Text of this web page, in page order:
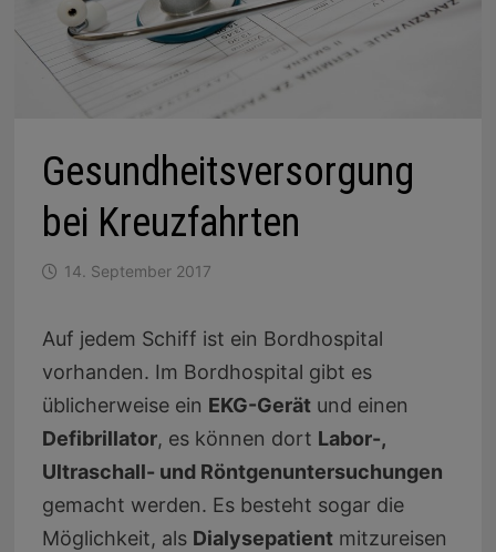
Gesundheitsversorgung
bei Kreuzfahrten
14. September 2017
Auf jedem Schiff ist ein Bordhospital
vorhanden. Im Bordhospital gibt es
üblicherweise ein EKG-Gerätund einen
Defibrillator, es können dort Labor-,
Ultraschall- und Röntgenuntersuchungen
gemacht werden. Es besteht sogar die
Möglichkeit, als Dialysepatientmitzureisen